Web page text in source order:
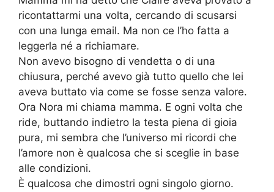
ricontattarmi una volta, cercando di scusarsi
con una lunga email. Ma non ce l’ho fatta a
leggerla né a richiamare.
Non avevo bisogno di vendetta o di una
chiusura, perché avevo già tutto quello che lei
aveva buttato via come se fosse senza valore.
Ora Nora mi chiama mamma. E ogni volta che
ride, buttando indietro la testa piena di gioia
pura, mi sembra che l’universo mi ricordi che
l’amore non è qualcosa che si sceglie in base
alle condizioni.
È qualcosa che dimostri ogni singolo giorno.